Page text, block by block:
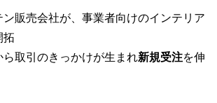
ン販売会社が、事業者向けのインテリア
拓
取引のきっかけが生まれ新規受注を伸